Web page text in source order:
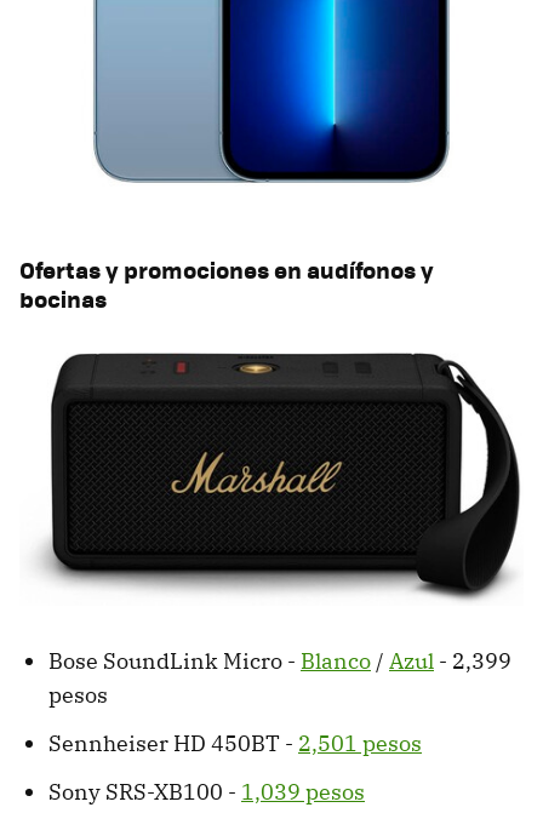
Ofertas y promociones en audífonos y
bocinas
Bose SoundLink Micro - Blanco / Azul - 2,399
pesos
Sennheiser HD 450BT - 2,501 pesos
Sony SRS-XB100 - 1,039 pesos